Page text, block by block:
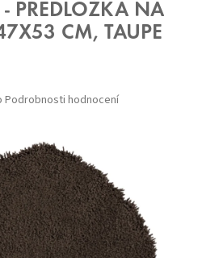
- PŘEDLOŽKA NA
CM, TAUPE
Podrobnosti hodnocení